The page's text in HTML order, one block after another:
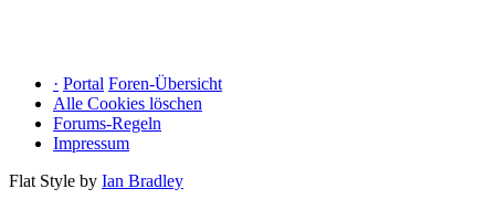
· Portal Foren-Übersicht
Alle Cookies löschen
Forums-Regeln
Impressum
Flat Style by Ian Bradley